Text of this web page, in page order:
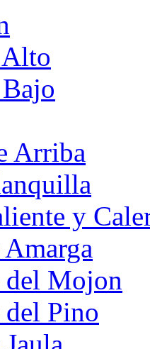
Arriba
y
del Mojon
del Pino